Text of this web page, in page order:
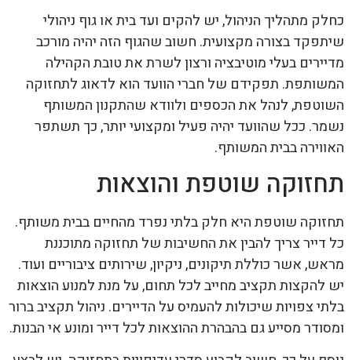
כחלק מתהליך הניהול, יש להקים ועד בית או גוף ניהולי
שיתפקד בצורה מקצועית. חשוב שהגוף הזה יהיה מורכב
מדיירים בעלי מוטיבציה ורצון לשרת את טובת הקהילה
המשותפת. תפקידם של חברי הוועד הוא לדאוג לתחזוקה
השוטפת, לנהל את הכספים ולוודא שהתקנון המשותף
נשמר. ככל שהוועד יהיה פעיל ומקצועי יותר, כך תשתפר
האווירה בבית המשותף.
תחזוקה שוטפת והוצאות
תחזוקה שוטפת היא חלק בלתי נפרד מהחיים בבית משותף.
כל דייר צריך להבין את החשיבות של תחזוקה מתוכננת
מראש, אשר כוללת תיקונים, ניקיון, שירותים ציבוריים ועוד.
יש להקצות תקציב מחייב לכל תחום, על מנת למנוע הוצאות
בלתי צפויות שיכולות להעמיס על הדיירים. ניהול תקציב ברור
ומסודר מסייע גם בהבהרת ההוצאות לכל דייר ומונע אי הבנות.